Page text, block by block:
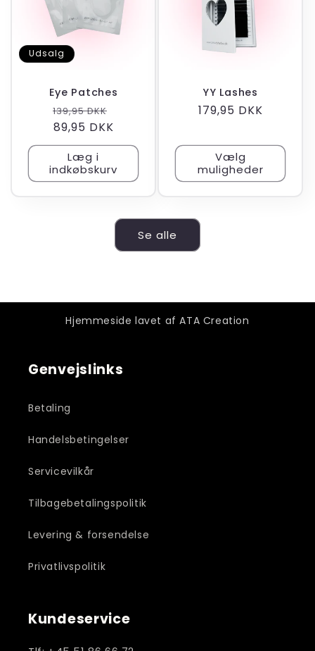
Udsalg
Eye Patches
Normalpris
139,95 DKK
89,95 DKK
Læg i
indkøbskurv
YY Lashes
Normalpris
179,95 DKK
Vælg
muligheder
Se alle
Hjemmeside lavet af ATA Creation
Genvejslinks
Betaling
Handelsbetingelser
Servicevilkår
Tilbagebetalingspolitik
Levering & forsendelse
Privatlivspolitik
Kundeservice